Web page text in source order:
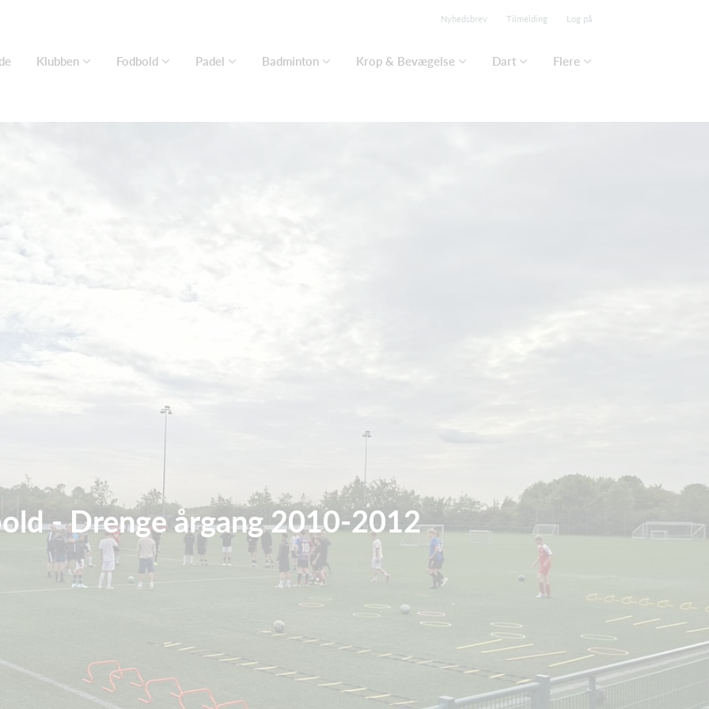
Nyhedsbrev Tilmelding Log på
Klubben Fodbold Padel Badminton Krop & Bevægelse Dart Flere
- Drenge årgang 2010-2012